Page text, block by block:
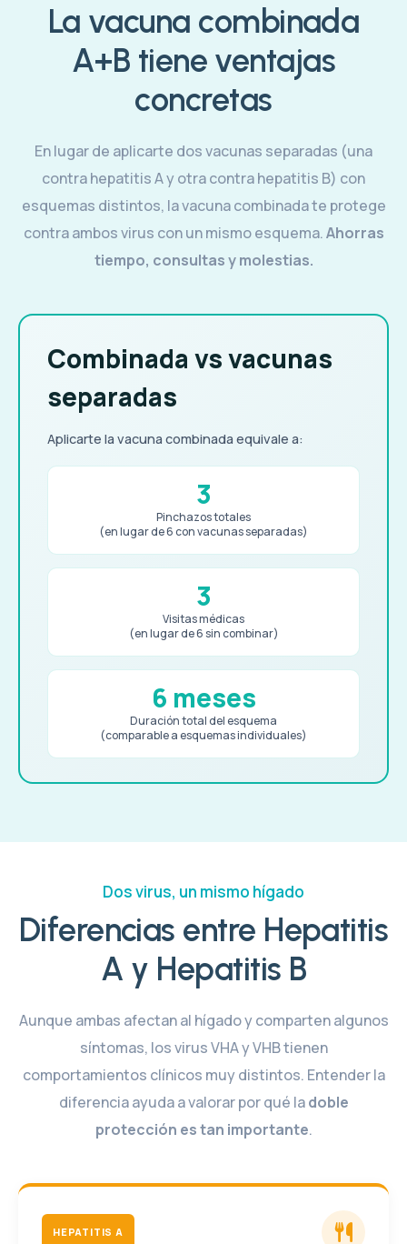
La vacuna combinada
A+B tiene ventajas
concretas
En lugar de aplicarte dos vacunas separadas (una
contra hepatitis A y otra contra hepatitis B) con
esquemas distintos, la vacuna combinada te protege
contra ambos virus con un mismo esquema.Ahorras
tiempo, consultas y molestias.
Combinada vs vacunas
separadas
Aplicarte la vacuna combinada equivale a:
3
Pinchazos totales
(en lugar de 6 con vacunas separadas)
3
Visitas médicas
(en lugar de 6 sin combinar)
6 meses
Duración total del esquema
(comparable a esquemas individuales)
Dos virus, un mismo hígado
Diferencias entre Hepatitis
A y Hepatitis B
Aunque ambas afectan al hígado y comparten algunos
síntomas, los virus VHA y VHB tienen
comportamientos clínicos muy distintos. Entender la
diferencia ayuda a valorar por qué ladoble
protección es tan importante.
HEPATITIS A